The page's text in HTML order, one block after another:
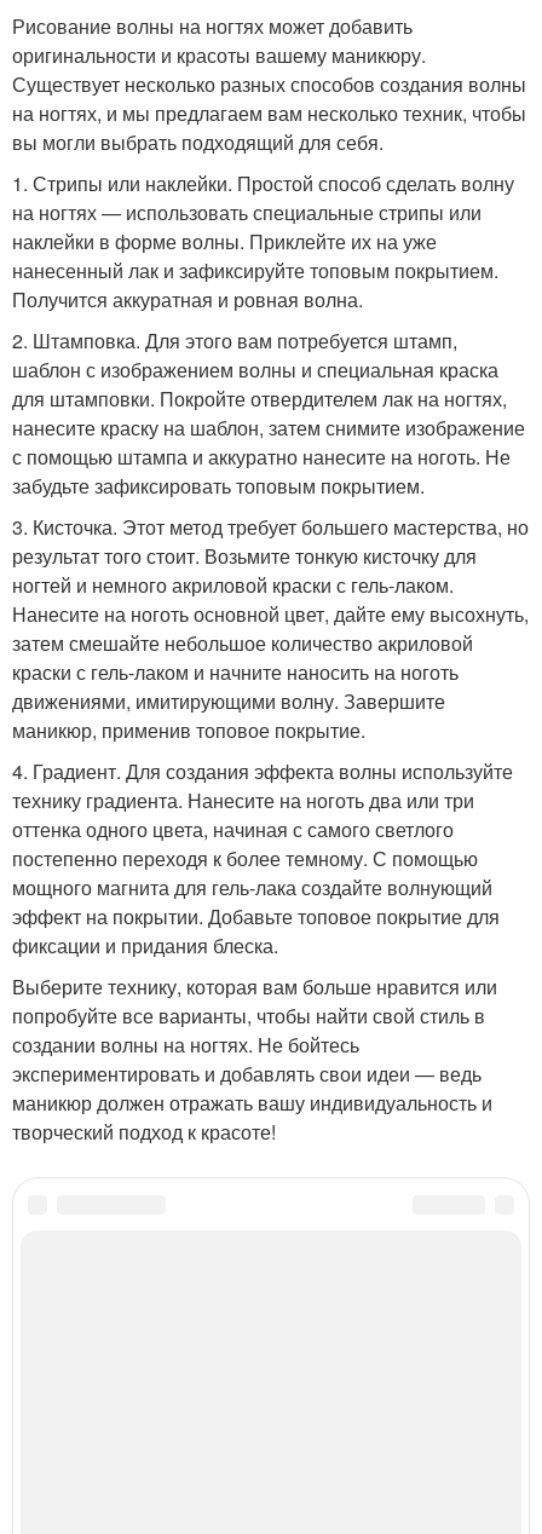
Рисование волны на ногтях может добавить
оригинальности и красоты вашему маникюру.
Существует несколько разных способов создания волны
на ногтях, и мы предлагаем вам несколько техник, чтобы
вы могли выбрать подходящий для себя.
1. Стрипы или наклейки. Простой способ сделать волну
на ногтях — использовать специальные стрипы или
наклейки в форме волны. Приклейте их на уже
нанесенный лак и зафиксируйте топовым покрытием.
Получится аккуратная и ровная волна.
2. Штамповка. Для этого вам потребуется штамп,
шаблон с изображением волны и специальная краска
для штамповки. Покройте отвердителем лак на ногтях,
нанесите краску на шаблон, затем снимите изображение
с помощью штампа и аккуратно нанесите на ноготь. Не
забудьте зафиксировать топовым покрытием.
3. Кисточка. Этот метод требует большего мастерства, но
результат того стоит. Возьмите тонкую кисточку для
ногтей и немного акриловой краски с гель-лаком.
Нанесите на ноготь основной цвет, дайте ему высохнуть,
затем смешайте небольшое количество акриловой
краски с гель-лаком и начните наносить на ноготь
движениями, имитирующими волну. Завершите
маникюр, применив топовое покрытие.
4. Градиент. Для создания эффекта волны используйте
технику градиента. Нанесите на ноготь два или три
оттенка одного цвета, начиная с самого светлого
постепенно переходя к более темному. С помощью
мощного магнита для гель-лака создайте волнующий
эффект на покрытии. Добавьте топовое покрытие для
фиксации и придания блеска.
Выберите технику, которая вам больше нравится или
попробуйте все варианты, чтобы найти свой стиль в
создании волны на ногтях. Не бойтесь
экспериментировать и добавлять свои идеи — ведь
маникюр должен отражать вашу индивидуальность и
творческий подход к красоте!